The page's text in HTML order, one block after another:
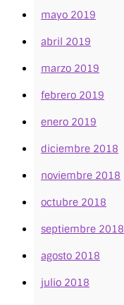
mayo 2019
abril 2019
marzo 2019
febrero 2019
enero 2019
diciembre 2018
noviembre 2018
octubre 2018
septiembre 2018
agosto 2018
julio 2018